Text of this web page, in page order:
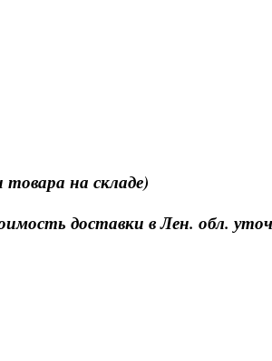
на складе)
доставки в Лен. обл.